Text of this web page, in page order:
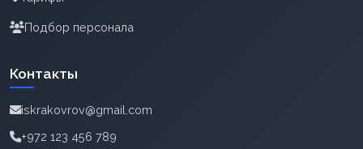
Подбор персонала
Контакты
iskrakovrov@gmail.com
+972 123 456 789